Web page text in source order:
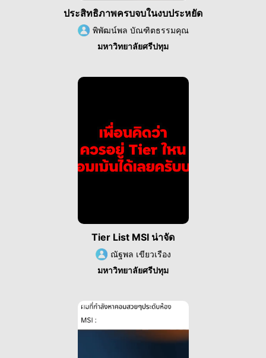
ประสิทธิภาพครบจบในงบประหยัด
พิพัฒน์พล บัณฑิตธรรมคุณ
มหาวิทยาลัยศรีปทุม
Tier List MSI น่าจัด
ณัฐพล เขียวเรือง
มหาวิทยาลัยศรีปทุม